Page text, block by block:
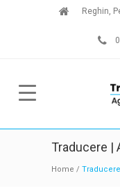
Reghin,
Traducere |
Home /